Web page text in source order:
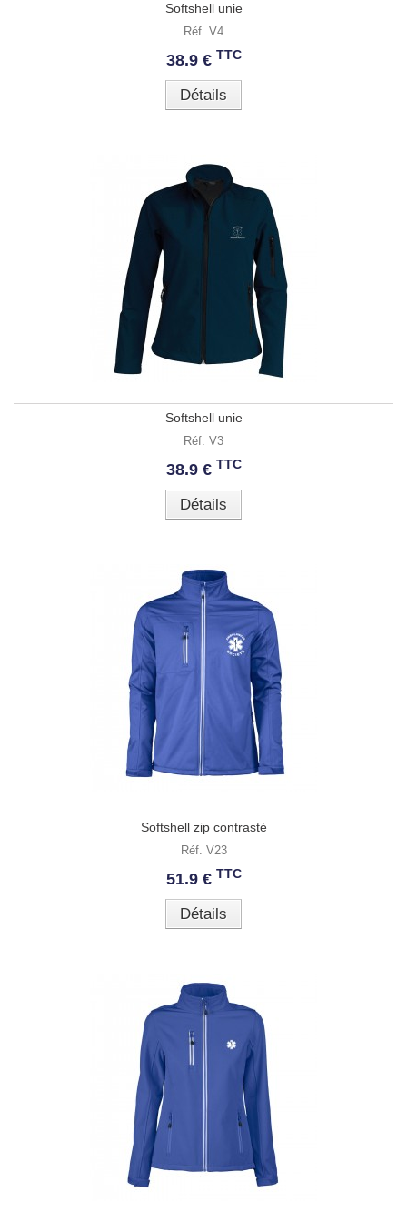
Softshell unie
Réf. V4
38.9 € TTC
Détails
Softshell unie
Réf. V3
38.9 € TTC
Détails
Softshell zip contrasté
Réf. V23
51.9 € TTC
Détails